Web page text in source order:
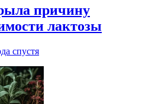
причину
лактозы
спустя